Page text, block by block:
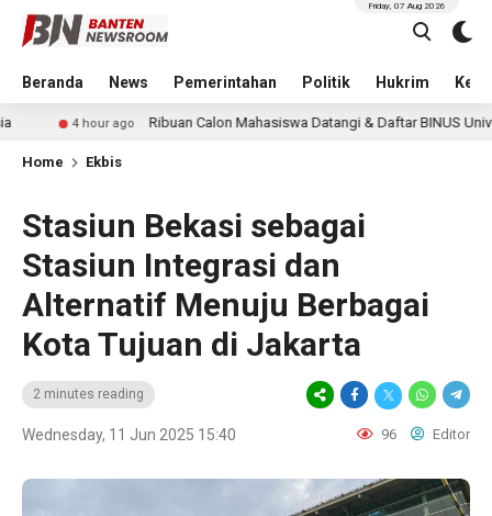
Beranda News Pemerintahan Politik Hukrim
Friday, 07 Aug 2026
ago Ribuan Calon Mahasiswa Datangi & Daftar BINUS University,
Home Ekbis
Stasiun Bekasi sebagai
Stasiun Integrasi dan
Alternatif Menuju Berbagai
Kota Tujuan di Jakarta
2 minutes reading
Wednesday, 11 Jun 2025 15:40 96 Editor